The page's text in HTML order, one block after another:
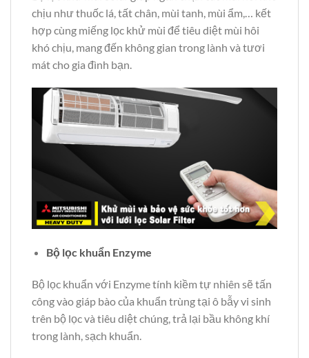
chịu như thuốc lá, tất chân, mùi tanh, mùi ẩm,… kết
hợp cùng miếng lọc khử mùi để tiêu diệt mùi hôi
khó chịu, mang đến không gian trong lành và tươi
mát cho gia đình bạn.
Bộ lọc khuẩn Enzyme
Bộ lọc khuẩn với Enzyme tính kiềm tự nhiên sẽ tấn
công vào giáp bào của khuẩn trùng tại ô bẫy vi sinh
trên bộ lọc và tiêu diệt chúng, trả lại bầu không khí
trong lành, sạch khuẩn.